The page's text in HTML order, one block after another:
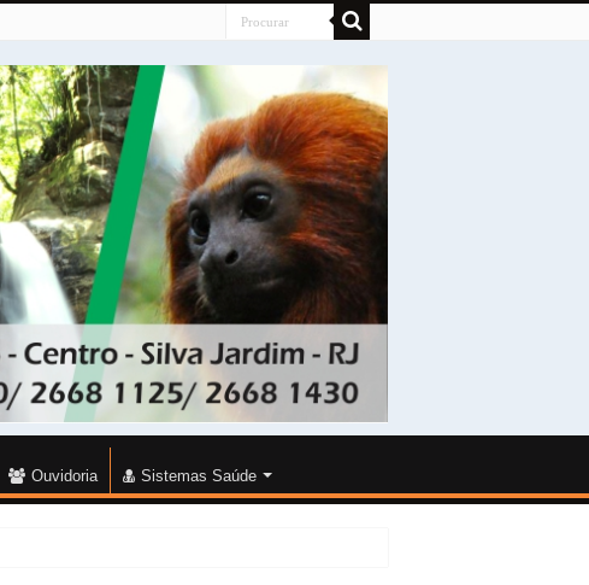
Ouvidoria Sistemas Saúde
as demandas municipais